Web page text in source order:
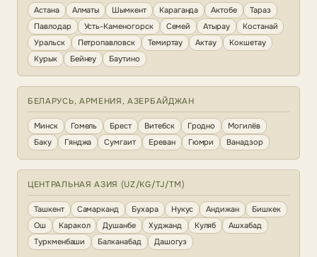
Астана Алматы Шымкент Караганда Актобе
Тараз
Павлодар
Усть-Каменогорск Семей Атырау
Костанай
Уральск
Петропавловск Темиртау Актау
Кокшетау
Курык
Бейнеу Баутино
БЕЛАРУСЬ, АРМЕНИЯ, АЗЕРБАЙДЖАН
Минск Гомель Брест Витебск Гродно
Могилёв
Баку
Гянджа Сумгаит Ереван Гюмри Ванадзор
ЦЕНТРАЛЬНАЯ АЗИЯ (UZ/KG/TJ/TM)
Ташкент Самарканд Бухара Нукус Андижан
Бишкек
Ош
Каракол Душанбе Худжанд Куляб
Ашхабад
Туркменбаши
Балканабад Дашогуз